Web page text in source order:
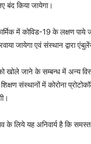
बंद किया जायेगा।
कार्मिक में कोविड-19 के लक्षण
जायेगा एवं संस्थान द्वारा
जाने के सम्बन्ध में अन्य विस्तृत
संस्थानों में कोरोना
यह अनिवार्य है कि समस्त